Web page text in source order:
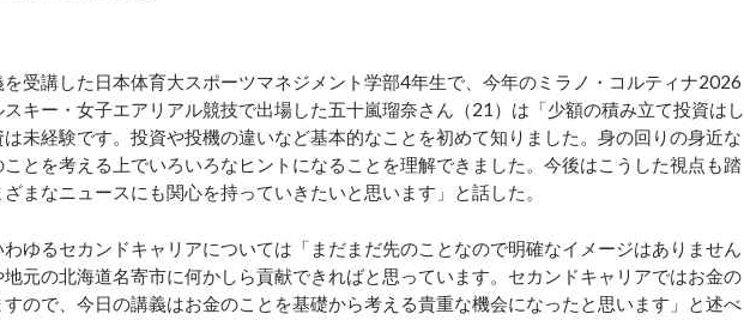
受講した日本体育大スポーツマネジメント学部4年生で、今年のミラノ・コルティナ2026
キー・女子エアリアル競技で出場した五十嵐瑠奈さん（21）は「少額の積み立て投資はし
未経験です。投資や投機の違いなど基本的なことを初めて知りました。身の回りの身近な
とを考える上でいろいろなヒントになることを理解できました。今後はこうした視点も踏
まなニュースにも関心を持っていきたいと思います」と話した。
ゆるセカンドキャリアについては「まだまだ先のことなので明確なイメージはありません
元の北海道名寄市に何かしら貢献できればと思っています。セカンドキャリアではお金の
ので、今日の講義はお金のことを基礎から考える貴重な機会になったと思います」と述べ